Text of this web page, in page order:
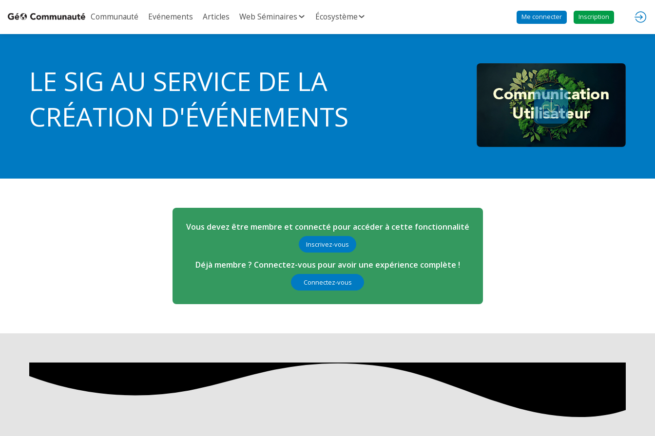
Communauté Evénements Articles Web Séminaires Écosystème Me connecter Inscription
LE SIG AU SERVICE DE LA
CRÉATION D'ÉVÉNEMENTS
Vous devez être membre et connecté pour accéder à cette fonctionnalité
Inscrivez-vous
Déjà membre ? Connectez-vous pour avoir une expérience complète !
Connectez-vous